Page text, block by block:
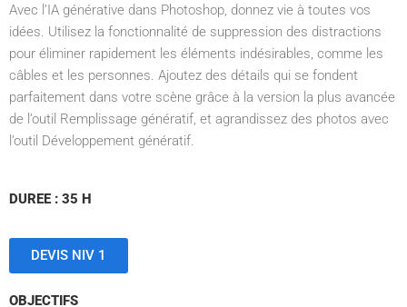
Avec l’IA générative dans Photoshop, donnez vie à toutes vos
idées. Utilisez la fonctionnalité de suppression des distractions
pour éliminer rapidement les éléments indésirables, comme les
câbles et les personnes. Ajoutez des détails qui se fondent
parfaitement dans votre scène grâce à la version la plus avancée
de l’outil Remplissage génératif, et agrandissez des photos avec
l’outil Développement génératif.
DUREE : 35 H
DEVIS NIV 1
OBJECTIFS